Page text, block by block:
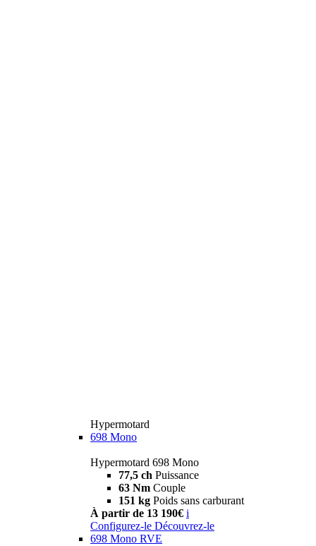
Hypermotard
698 Mono
Hypermotard 698 Mono
77,5 ch Puissance
63 Nm Couple
151 kg Poids sans carburant
À partir de 13 190€ i
Configurez-le Découvrez-le
698 Mono RVE